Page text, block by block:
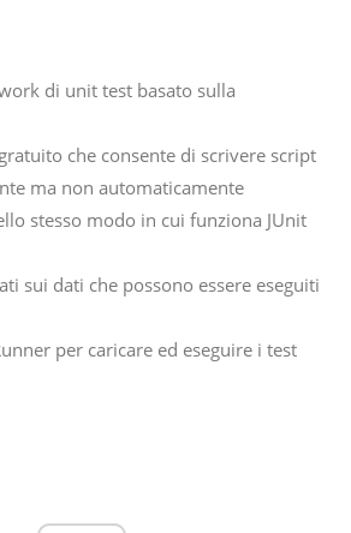
di unit test basato sulla
che consente di scrivere script
ma non automaticamente
stesso modo in cui funziona JUnit
sui dati che possono essere eseguiti
per caricare ed eseguire i test